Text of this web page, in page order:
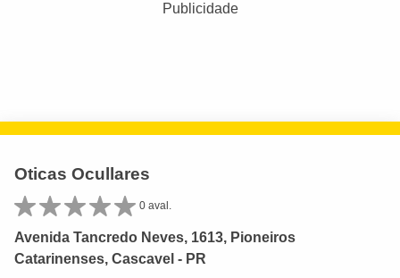
Publicidade
Oticas Ocullares
0 aval.
Avenida Tancredo Neves, 1613, Pioneiros
Catarinenses, Cascavel - PR